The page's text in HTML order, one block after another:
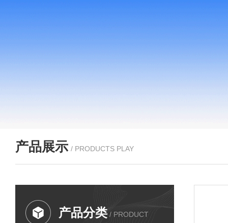
产品展示 / PRODUCTS PLAY
产品分类 / PRODUCT